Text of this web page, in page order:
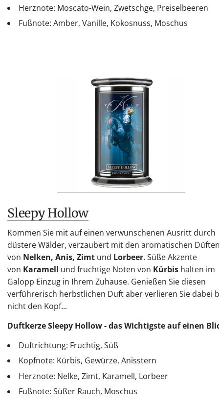
Herznote: Moscato-Wein, Zwetschge, Preiselbeeren
Fußnote: Amber, Vanille, Kokosnuss, Moschus
Sleepy Hollow
Kommen Sie mit auf einen verwunschenen Ausritt durch
düstere Wälder, verzaubert mit den aromatischen
von Nelken, Anis, Zimt und Lorbeer. Süße Akzente
von Karamell und fruchtige Noten von Kürbis halten im
Galopp Einzug in Ihrem Zuhause. Genießen Sie diesen
verführerisch herbstlichen Duft aber verlieren Sie dabei
nicht den Kopf...
Duftkerze Sleepy Hollow - das Wichtigste auf einen
Duftrichtung: Fruchtig, Süß
Kopfnote: Kürbis, Gewürze, Anisstern
Herznote: Nelke, Zimt, Karamell, Lorbeer
Fußnote: Süßer Rauch, Moschus